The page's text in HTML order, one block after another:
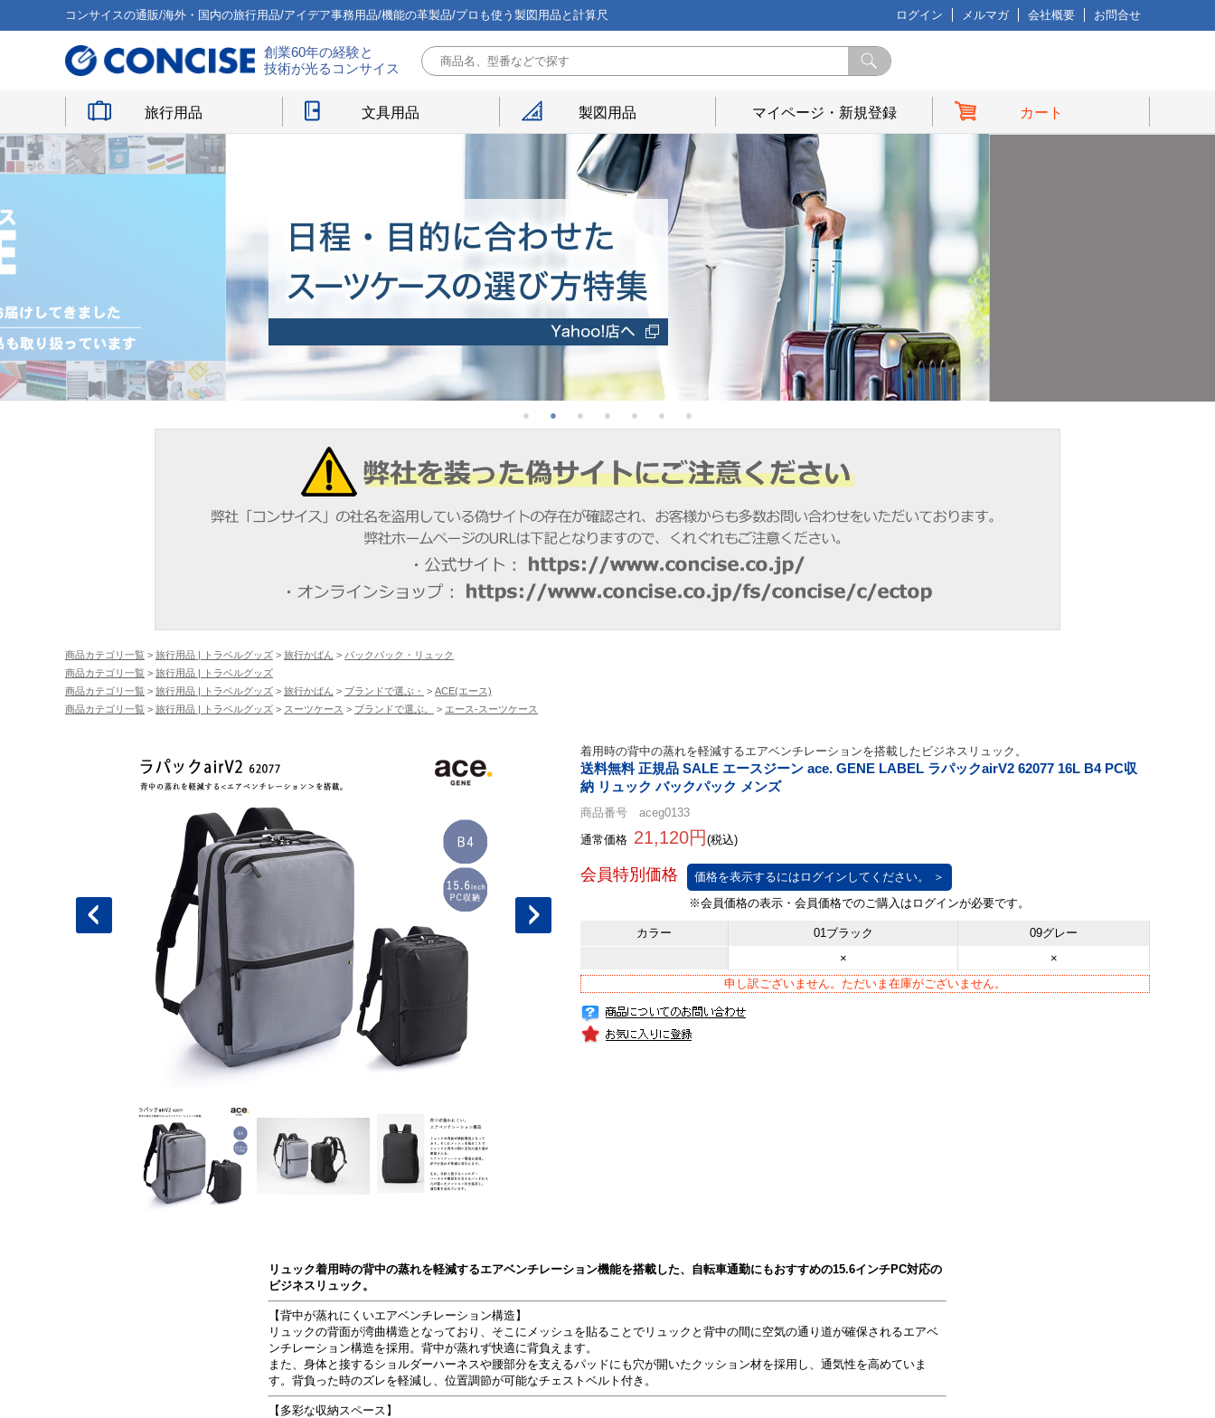
コンサイスの通販/海外・国内の旅行用品/アイデア事務用品/機能の革製品/プロも使う製図用品と計算尺 ログイン メルマガ 会社概要 お問合せ
創業60年の経験と
技術が光るコンサイス
旅行用品 文具用品 製図用品 マイページ・新規登録 カート
商品カテゴリ一覧 > 旅行用品 | トラベルグッズ > 旅行かばん > バックパック・リュック
商品カテゴリ一覧 > 旅行用品 | トラベルグッズ
商品カテゴリ一覧 > 旅行用品 | トラベルグッズ > 旅行かばん > ブランドで選ぶ・ > ACE(エース)
商品カテゴリ一覧 > 旅行用品 | トラベルグッズ > スーツケース > ブランドで選ぶ。 > エース-スーツケース
着用時の背中の蒸れを軽減するエアベンチレーションを搭載したビジネスリュック。
送料無料 正規品 SALE エースジーン ace. GENE LABEL ラパックairV2 62077 16L B4 PC収
納 リュック バックパック メンズ
商品番号 aceg0133
通常価格 21,120円 (税込)
価格を表示するにはログインしてください。 ＞
カラー 01ブラック
09グレー
×
×
申し訳ございません。ただいま在庫がございません。
リュック着用時の背中の蒸れを軽減するエアベンチレーション機能を搭載した、自転車通勤にもおすすめの15.6インチPC対応の
ビジネスリュック。
【背中が蒸れにくいエアベンチレーション構造】
リュックの背面が湾曲構造となっており、そこにメッシュを貼ることでリュックと背中の間に空気の通り道が確保されるエアベ
ンチレーション構造を採用。背中が蒸れず快適に背負えます。
また、身体と接するショルダーハーネスや腰部分を支えるパッドにも穴が開いたクッション材を採用し、通気性を高めていま
す。背負った時のズレを軽減し、位置調節が可能なチェストベルト付き。
【多彩な収納スペース】